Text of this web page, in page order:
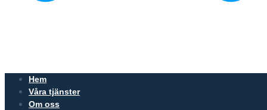
Hem
Våra tjänster
Om oss